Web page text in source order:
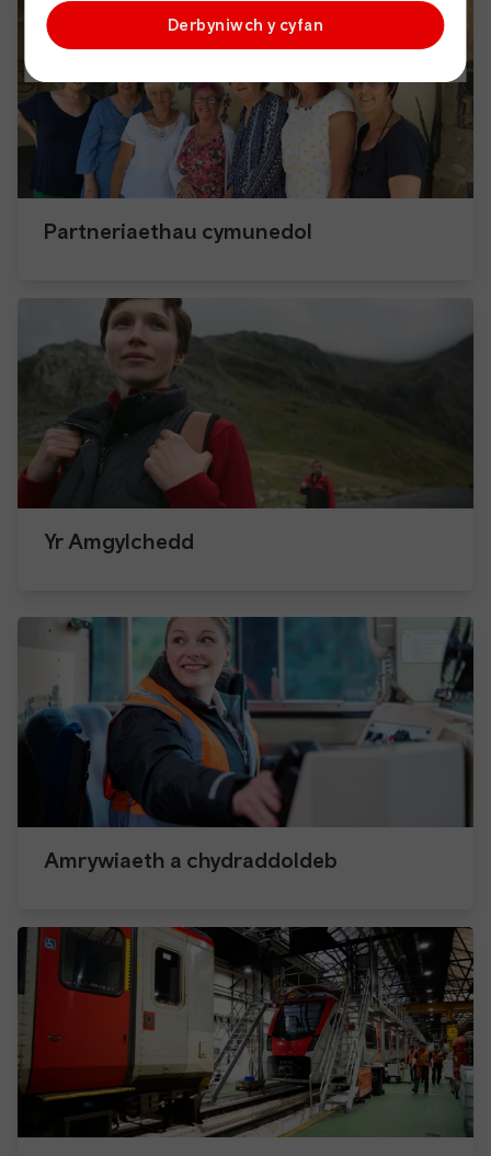
Derbyniwch y cyfan
Partneriaethau cymunedol
Yr Amgylchedd
Amrywiaeth a chydraddoldeb